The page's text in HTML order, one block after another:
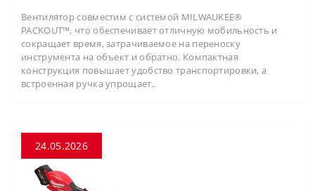
Вентилятор совместим с системой MILWAUKEE®
PACKOUT™, что обеспечивает отличную мобильность и
сокращает время, затрачиваемое на переноску
инструмента на объект и обратно. Компактная
конструкция повышает удобство транспортировки, а
встроенная ручка упрощает..
24.05.2026